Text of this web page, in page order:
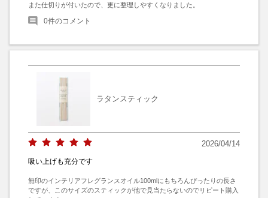
また仕切りが付いたので、更に整理しやすくなりました。
0件のコメント
ラタンスティック
2026/04/14
吸い上げも充分です
無印のインテリアフレグランスオイル100mlにもちろんぴったりの長さ
ですが、このサイズのスティックが他で見当たらないのでリピート購入